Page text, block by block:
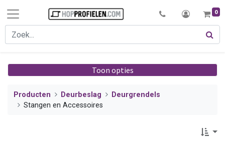
0
Toon opties
Producten Deurbeslag
Deurgrendels
Stangen en Accessoires